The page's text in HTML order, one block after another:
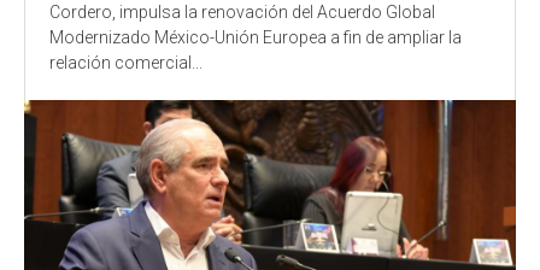
Cordero, impulsa la renovación del Acuerdo Global
Modernizado México-Unión Europea a fin de ampliar la
relación comercial...